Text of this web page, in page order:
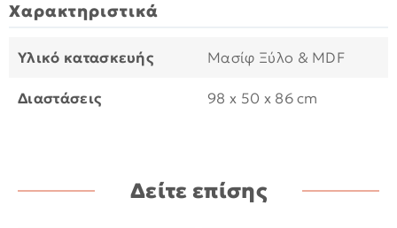
Χαρακτηριστικά
Υλικό κατασκευής Μασίφ Ξύλο & MDF
Διαστάσεις 98 x 50 x 86 cm
Δείτε επίσης